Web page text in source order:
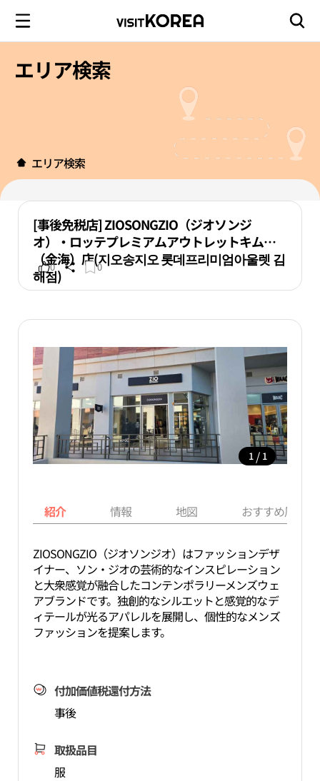
エリア検索
エリア検索
[事後免税店] ZIOSONGZIO（ジオソンジ
オ）・ロッテプレミアムアウトレットキムヘ
（金海）店(지오송지오 롯데프리미엄아울렛 김
해점)
0 0
1 / 1
紹介 情報 地図 おすすめ周辺
ZIOSONGZIO（ジオソンジオ）はファッションデザ
イナー、ソン・ジオの芸術的なインスピレーション
と大衆感覚が融合したコンテンポラリーメンズウェ
アブランドです。独創的なシルエットと感覚的なデ
ィテールが光るアパレルを展開し、個性的なメンズ
ファッションを提案します。
付加価値税還付方法
事後
取扱品目
服